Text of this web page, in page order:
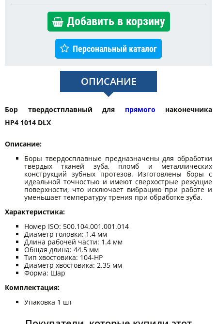
Добавить в корзину
Персональный каталог
ОПИСАНИЕ
Бор твердостплавный для прямого наконечника
HP4 1014 DLX
Описание:
Боры твердосплавные предназначены для обработки
твердых тканей зуба, пломб и металлических
конструкций зубных протезов. Изготовлены боры с
идеальной точностью и имеют сверхострые режущие
поверхности, что исключает вибрацию при работе и
уменьшает температуру трения при обработке зуба.
Характеристика:
Номер ISO: 500.104.001.001.014
Диаметр головки: 1.4 мм
Длина рабочей части: 1.4 мм
Общая длина: 44.5 мм
Тип хвостовика: 104-HP
Диаметр хвостовика: 2.35 мм
Форма: Шар
Комплектация:
Упаковка 1 шт